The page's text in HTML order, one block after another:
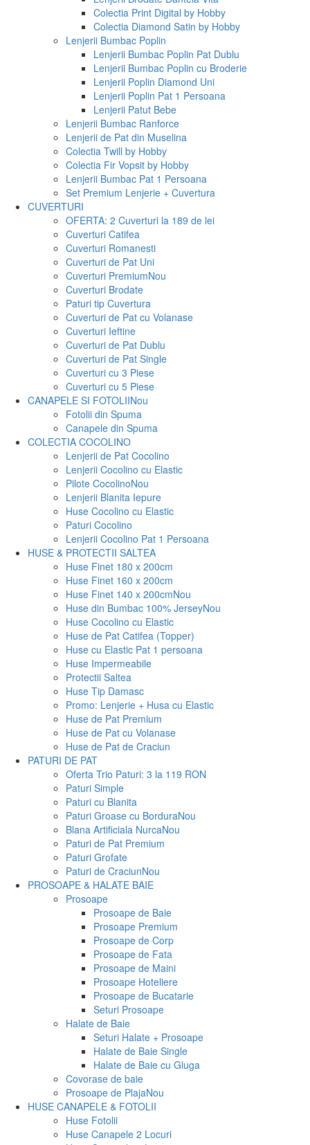
Colectia Print Digital by Hobby
Colectia Diamond Satin by Hobby
Lenjerii Bumbac Poplin
Lenjerii Bumbac Poplin Pat Dublu
Lenjerii Bumbac Poplin cu Broderie
Lenjerii Poplin Diamond Uni
Lenjerii Poplin Pat 1 Persoana
Lenjerii Patut Bebe
Lenjerii Bumbac Ranforce
Lenjerii de Pat din Muselina
Colectia Twill by Hobby
Colectia Fir Vopsit by Hobby
Lenjerii Bumbac Pat 1 Persoana
Set Premium Lenjerie + Cuvertura
CUVERTURI
OFERTA: 2 Cuverturi la 189 de lei
Cuverturi Catifea
Cuverturi Romanesti
Cuverturi de Pat Uni
Cuverturi PremiumNou
Cuverturi Brodate
Paturi tip Cuvertura
Cuverturi de Pat cu Volanase
Cuverturi Ieftine
Cuverturi de Pat Dublu
Cuverturi de Pat Single
Cuverturi cu 3 Piese
Cuverturi cu 5 Piese
CANAPELE SI FOTOLIINou
Fotolii din Spuma
Canapele din Spuma
COLECTIA COCOLINO
Lenjerii de Pat Cocolino
Lenjerii Cocolino cu Elastic
Pilote CocolinoNou
Lenjerii Blanita Iepure
Huse Cocolino cu Elastic
Paturi Cocolino
Lenjerii Cocolino Pat 1 Persoana
HUSE & PROTECTII SALTEA
Huse Finet 180 x 200cm
Huse Finet 160 x 200cm
Huse Finet 140 x 200cmNou
Huse din Bumbac 100% JerseyNou
Huse Cocolino cu Elastic
Huse de Pat Catifea (Topper)
Huse cu Elastic Pat 1 persoana
Huse Impermeabile
Protectii Saltea
Huse Tip Damasc
Promo: Lenjerie + Husa cu Elastic
Huse de Pat Premium
Huse de Pat cu Volanase
Huse de Pat de Craciun
PATURI DE PAT
Oferta Trio Paturi: 3 la 119 RON
Paturi Simple
Paturi cu Blanita
Paturi Groase cu BorduraNou
Blana Artificiala NurcaNou
Paturi de Pat Premium
Paturi Grofate
Paturi de CraciunNou
PROSOAPE & HALATE BAIE
Prosoape
Prosoape de Baie
Prosoape Premium
Prosoape de Corp
Prosoape de Fata
Prosoape de Maini
Prosoape Hoteliere
Prosoape de Bucatarie
Seturi Prosoape
Halate de Baie
Seturi Halate + Prosoape
Halate de Baie Single
Halate de Baie cu Gluga
Covorase de baie
Prosoape de PlajaNou
HUSE CANAPELE & FOTOLII
Huse Fotolii
Huse Canapele 2 Locuri